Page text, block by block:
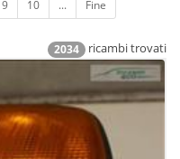
9 10 ... Fine
2034 ricambi trovati